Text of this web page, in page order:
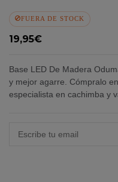
FUERA DE STOCK
19,95€
Base LED De Madera
y mejor agarre. Cómpralo
especialista en cachimba y